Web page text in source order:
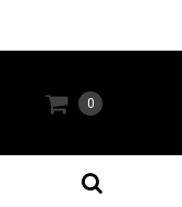
0